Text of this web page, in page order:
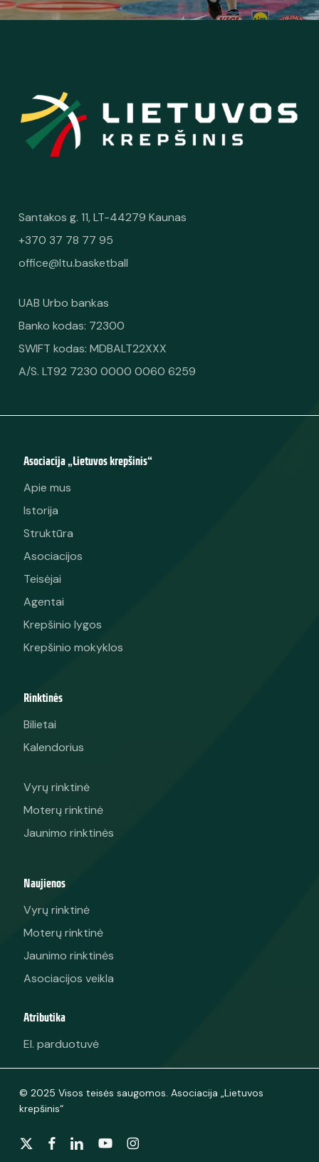
Santakos g. 11, LT-44279 Kaunas
+370 37 78 77 95
office@ltu.basketball
UAB Urbo bankas
Banko kodas: 72300
SWIFT kodas: MDBALT22XXX
A/S. LT92 7230 0000 0060 6259
Asociacija „Lietuvos krepšinis“
Apie mus
Istorija
Struktūra
Asociacijos
Teisėjai
Agentai
Krepšinio lygos
Krepšinio mokyklos
Rinktinės
Bilietai
Kalendorius
Vyrų rinktinė
Moterų rinktinė
Jaunimo rinktinės
Naujienos
Vyrų rinktinė
Moterų rinktinė
Jaunimo rinktinės
Asociacijos veikla
Atributika
El. parduotuvė
© 2025 Visos teisės saugomos. Asociacija „Lietuvos
krepšinis“
x-
facebooklinkedinyoutubeinstagram